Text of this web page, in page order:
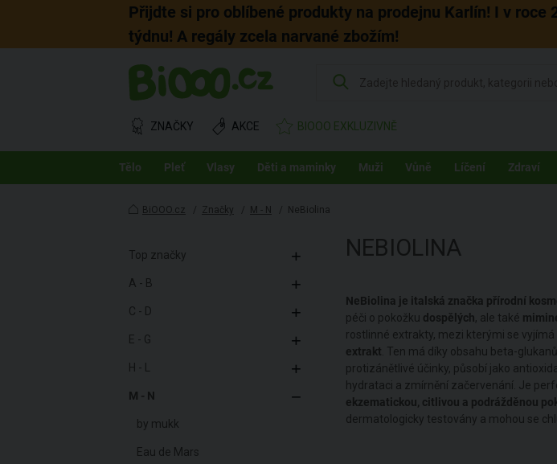
Přijdte si pro oblíbené produkty na prodejnu Karlín! I v roce
týdnu! A regály zcela narvané zbožím!
ZNAČKY AKCE BIOOO EXKLUZIVNĚ
Tělo Pleť Vlasy Děti a maminky Muži Vůně Líčení Zdraví
BiOOO.cz / Značky / M - N / NeBiolina
Top značky
A - B
C - D
E - G
H - L
M - N
by mukk
Eau de Mars
NEBIOLINA
NeBiolina je italská značka přírodní
péči o pokožku dospělých, ale také
rostlinné extrakty, mezi kterými se vyjímá
extrakt . Ten má díky obsahu beta-
protizánětlivé účinky, působí jako
hydrataci a zmírnění začervenání. Je
ekzematickou, citlivou a podrážděnou
dermatologicky testovány a mohou se